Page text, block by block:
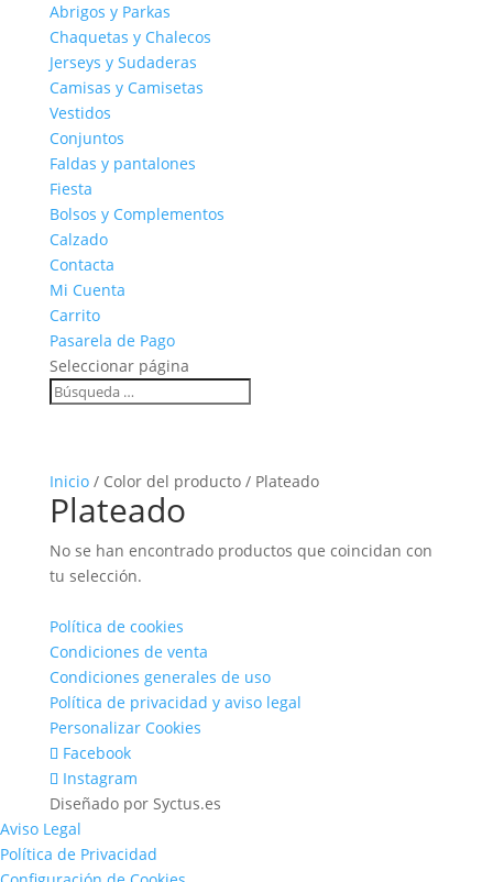
Abrigos y Parkas
Chaquetas y Chalecos
Jerseys y Sudaderas
Camisas y Camisetas
Vestidos
Conjuntos
Faldas y pantalones
Fiesta
Bolsos y Complementos
Calzado
Contacta
Mi Cuenta
Carrito
Pasarela de Pago
Seleccionar página
Inicio/ Color del producto / Plateado
Plateado
No se han encontrado productos que coincidan con
tu selección.
Política de cookies
Condiciones de venta
Condiciones generales de uso
Política de privacidad y aviso legal
Personalizar Cookies
Facebook
Instagram
Diseñado por Syctus.es
Aviso Legal
Política de Privacidad